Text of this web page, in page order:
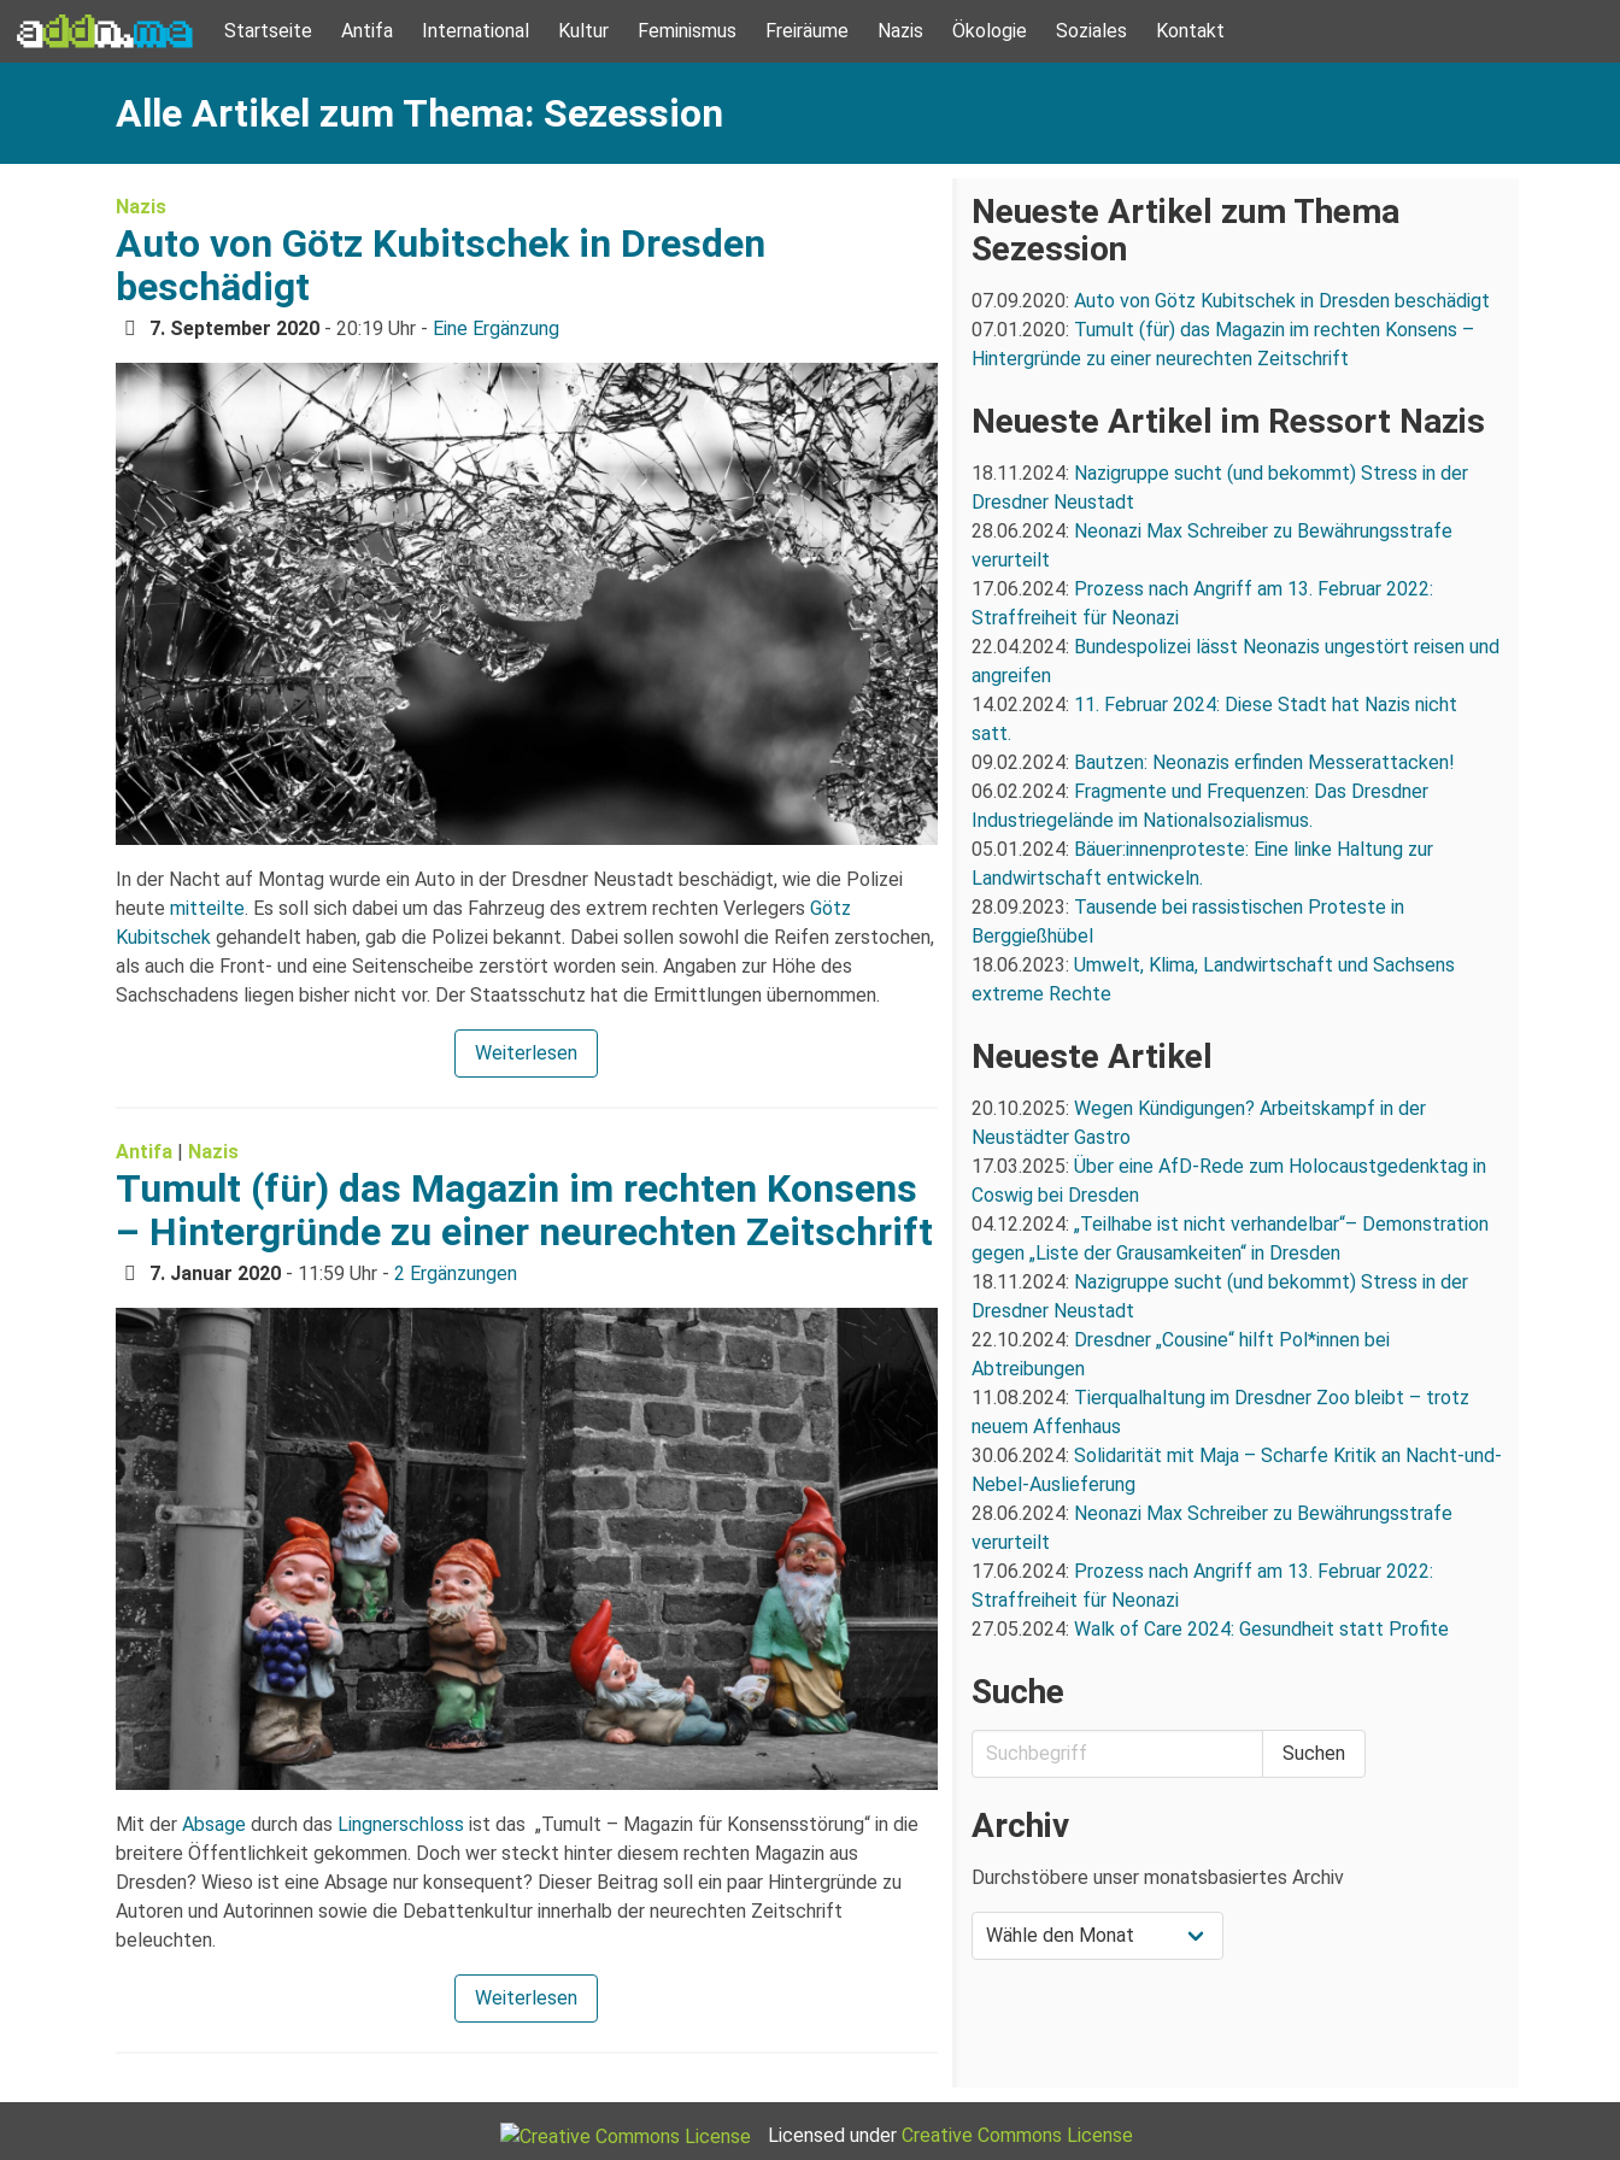
Startseite Antifa International Kultur Feminismus Freiräume Nazis Ökologie Soziales Kontakt
Alle Artikel zum Thema: Sezession
Nazis
Auto von Götz Kubitschek in Dresden
beschädigt
7. September 2020 - 20:19 Uhr - Eine Ergänzung
In der Nacht auf Montag wurde ein Auto in der Dresdner Neustadt beschädigt, wie die Polizei
heute mitteilte. Es soll sich dabei um das Fahrzeug des extrem rechten Verlegers Götz
Kubitschek gehandelt haben, gab die Polizei bekannt. Dabei sollen sowohl die Reifen zerstochen,
als auch die Front- und eine Seitenscheibe zerstört worden sein. Angaben zur Höhe des
Sachschadens liegen bisher nicht vor. Der Staatsschutz hat die Ermittlungen übernommen.
Weiterlesen
Antifa | Nazis
Tumult (für) das Magazin im rechten Konsens
– Hintergründe zu einer neurechten Zeitschrift
7. Januar 2020 - 11:59 Uhr - 2 Ergänzungen
Mit der Absage durch das Lingnerschloss ist das „Tumult – Magazin für Konsensstörung“ in die
breitere Öffentlichkeit gekommen. Doch wer steckt hinter diesem rechten Magazin aus
Dresden? Wieso ist eine Absage nur konsequent? Dieser Beitrag soll ein paar Hintergründe zu
Autoren und Autorinnen sowie die Debattenkultur innerhalb der neurechten Zeitschrift
beleuchten.
Weiterlesen
Neueste Artikel zum Thema
Sezession
07.09.2020: Auto von Götz Kubitschek in Dresden beschädigt
07.01.2020: Tumult (für) das Magazin im rechten Konsens –
Hintergründe zu einer neurechten Zeitschrift
Neueste Artikel im Ressort Nazis
18.11.2024: Nazigruppe sucht (und bekommt) Stress in der
Dresdner Neustadt
28.06.2024: Neonazi Max Schreiber zu Bewährungsstrafe
verurteilt
17.06.2024: Prozess nach Angriff am 13. Februar 2022:
Straffreiheit für Neonazi
22.04.2024: Bundespolizei lässt Neonazis ungestört reisen und
angreifen
14.02.2024: 11. Februar 2024: Diese Stadt hat Nazis nicht
satt.
09.02.2024: Bautzen: Neonazis erfinden Messerattacken!
06.02.2024: Fragmente und Frequenzen: Das Dresdner
Industriegelände im Nationalsozialismus.
05.01.2024: Bäuer:innenproteste: Eine linke Haltung zur
Landwirtschaft entwickeln.
28.09.2023: Tausende bei rassistischen Proteste in
Berggießhübel
18.06.2023: Umwelt, Klima, Landwirtschaft und Sachsens
extreme Rechte
Neueste Artikel
20.10.2025: Wegen Kündigungen? Arbeitskampf in der
Neustädter Gastro
17.03.2025: Über eine AfD-Rede zum Holocaustgedenktag in
Coswig bei Dresden
04.12.2024: „Teilhabe ist nicht verhandelbar“– Demonstration
gegen „Liste der Grausamkeiten“ in Dresden
18.11.2024: Nazigruppe sucht (und bekommt) Stress in der
Dresdner Neustadt
22.10.2024: Dresdner „Cousine“ hilft Pol*innen bei
Abtreibungen
11.08.2024: Tierqualhaltung im Dresdner Zoo bleibt – trotz
neuem Affenhaus
30.06.2024: Solidarität mit Maja – Scharfe Kritik an Nacht-und-
Nebel-Auslieferung
28.06.2024: Neonazi Max Schreiber zu Bewährungsstrafe
verurteilt
17.06.2024: Prozess nach Angriff am 13. Februar 2022:
Straffreiheit für Neonazi
27.05.2024: Walk of Care 2024: Gesundheit statt Profite
Suche
Archiv
Durchstöbere unser monatsbasiertes Archiv
Licensed under Creative Commons License